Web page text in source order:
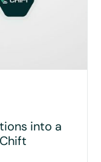
into a